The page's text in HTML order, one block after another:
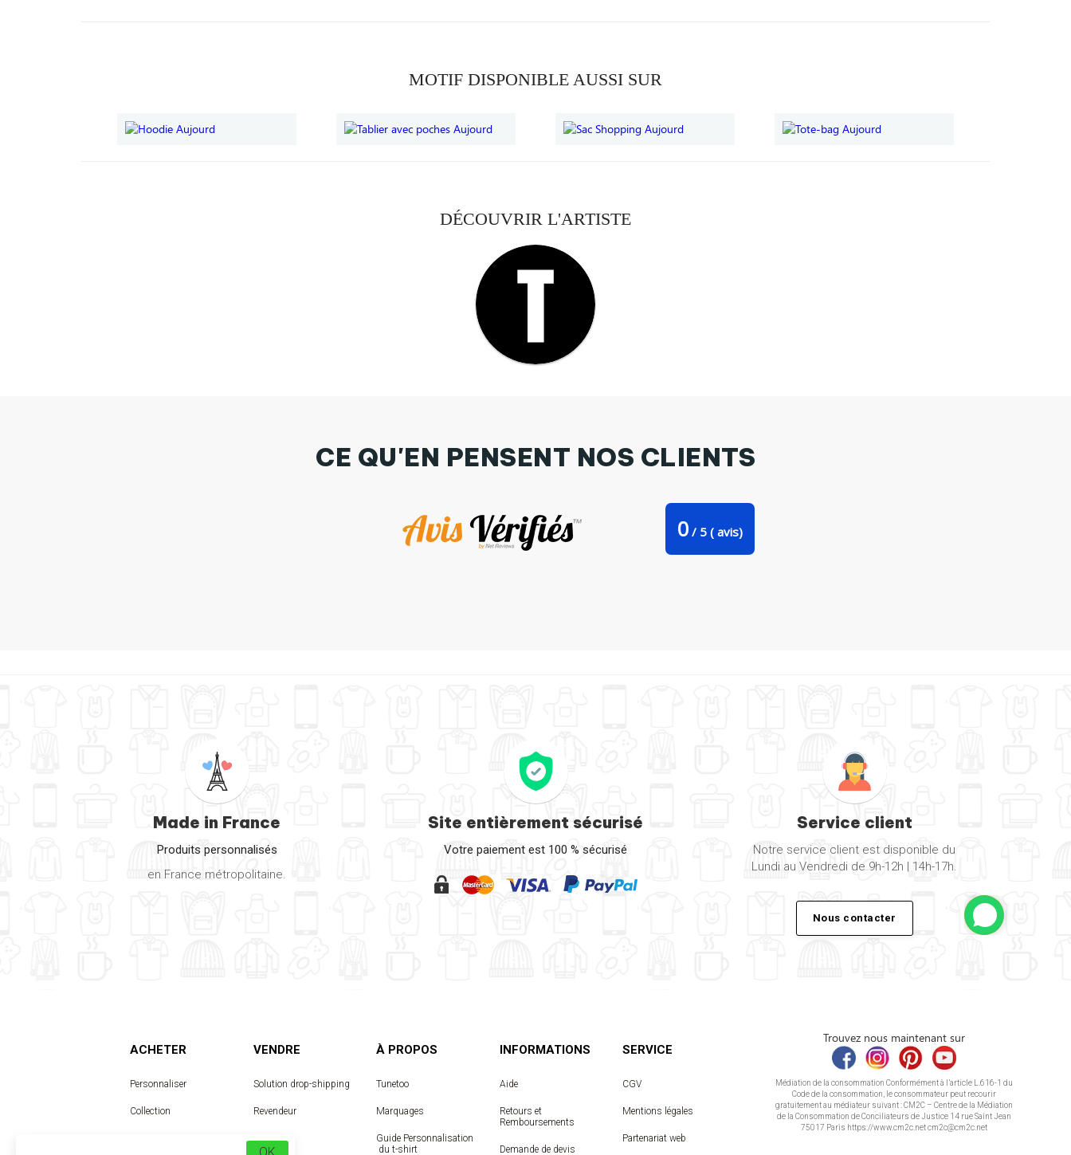
MOTIF DISPONIBLE AUSSI SUR
DÉCOUVRIR L'ARTISTE
CE QU'EN PENSENT NOS CLIENTS
0 / 5 ( avis)
Made in France
Produits personnalisés
en France métropolitaine.
Site entièrement sécurisé
Votre paiement est 100 % sécurisé
Service client
Notre service client est disponible du
Lundi au Vendredi de 9h-12h | 14h-17h.
Nous contacter
ACHETER
Personnaliser
Collection
VENDRE
Solution drop-shipping
Revendeur
Designer
À PROPOS
Tunetoo
Marquages
Guide Personnalisation
du t-shirt
INFORMATIONS
Aide
Retours et
Remboursements
Demande de devis
SERVICE
CGV
Mentions légales
Partenariat web
Trouvez nous maintenant sur
Médiation de la consommation Conformément à l’article L.616-1 du
Code de la consommation, le consommateur peut recourir
gratuitement au médiateur suivant : CM2C – Centre de la Médiation
de la Consommation de Conciliateurs de Justice 14 rue Saint Jean
75017 Paris https://www.cm2c.net cm2c@cm2c.net